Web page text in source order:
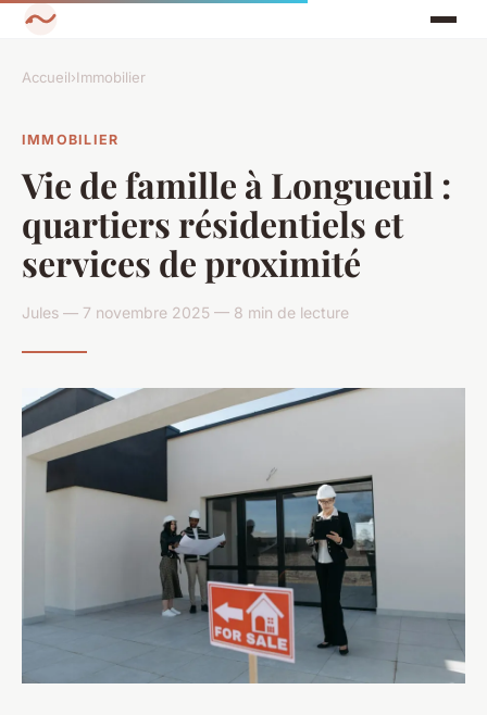
Accueil›Immobilier
IMMOBILIER
Vie de famille à Longueuil :
quartiers résidentiels et
services de proximité
Jules — 7 novembre 2025 — 8 min de lecture